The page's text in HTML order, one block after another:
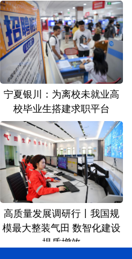
宁夏银川：为离校未就业高
校毕业生搭建求职平台
高质量发展调研行丨我国规
模最大整装气田 数智化建设
提质增效